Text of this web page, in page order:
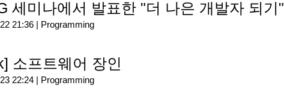
세미나에서 발표한 "더 나은 개발자 되기"
21:36 | Programming
소프트웨어 장인
22:24 | Programming